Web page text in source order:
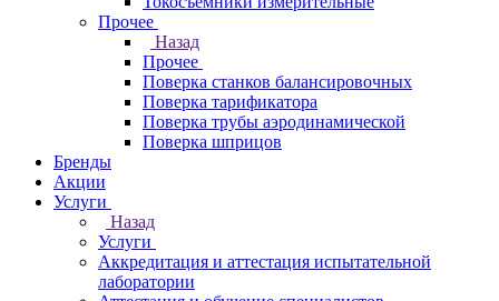
Прочее
Назад
Прочее
Поверка станков балансировочных
Поверка тарификатора
Поверка трубы аэродинамической
Поверка шприцов
Бренды
Акции
Услуги
Назад
Услуги
Аккредитация и аттестация испытательной
лаборатории